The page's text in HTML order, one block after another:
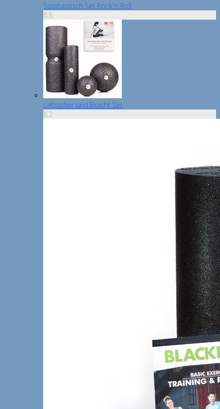
Sportastisch Set Rock´n Roll
8.8
Liebscher und Bracht Set
8.2